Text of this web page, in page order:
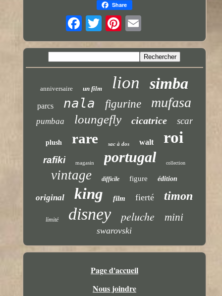
Share
anniversaire un film lion simba
parcs nala figurine mufasa
pumbaa loungefly cicatrice scar
plush rare sac à dos walt roi
rafiki magasin portugal collection
vintage difficile figure édition
original king film fierté timon
limité disney peluche mini
swarovski
Page d'accueil
Nous joindre